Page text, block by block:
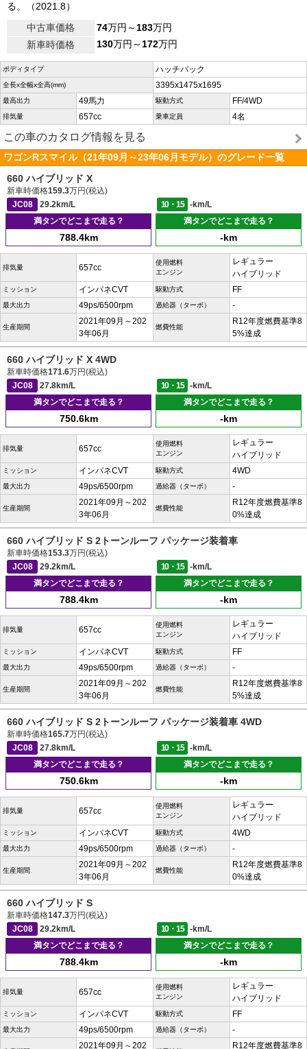
る。（2021.8）
中古車価格
74万円～183万円
新車時価格
130万円～172万円
ボディタイプ ハッチバック
全長x全幅x全高(mm) 3395x1475x1695
最高出力 49馬力 駆動方式 FF/4WD
排気量 657cc 乗車定員 4名
この車のカタログ情報を見る
ワゴンRスマイル（21年09月～23年06月モデル）のグレード一覧
660 ハイブリッド X
新車時価格159.3万円(税込)
JC08
29.2km/L 10・15
-km/L
満タンでどこまで走る？
788.4km
満タンでどこまで走る？
-km
排気量 657cc
使用燃料
エンジン
レギュラー
ハイブリッド
ミッション インパネCVT 駆動方式 FF
最大出力 49ps/6500rpm 過給器（ターボ） -
生産期間
2021年09月～202
3年06月
燃費性能
R12年度燃費基準8
5%達成
660 ハイブリッド X 4WD
新車時価格171.6万円(税込)
JC08
27.8km/L 10・15
-km/L
満タンでどこまで走る？
750.6km
満タンでどこまで走る？
-km
排気量 657cc
使用燃料
エンジン
レギュラー
ハイブリッド
ミッション インパネCVT 駆動方式 4WD
最大出力 49ps/6500rpm 過給器（ターボ） -
生産期間
2021年09月～202
3年06月
燃費性能
R12年度燃費基準8
0%達成
660 ハイブリッド S 2トーンルーフ パッケージ装着車
新車時価格153.3万円(税込)
JC08
29.2km/L 10・15
-km/L
満タンでどこまで走る？
788.4km
満タンでどこまで走る？
-km
排気量 657cc
使用燃料
エンジン
レギュラー
ハイブリッド
ミッション インパネCVT 駆動方式 FF
最大出力 49ps/6500rpm 過給器（ターボ） -
生産期間
2021年09月～202
3年06月
燃費性能
R12年度燃費基準8
5%達成
660 ハイブリッド S 2トーンルーフ パッケージ装着車 4WD
新車時価格165.7万円(税込)
JC08
27.8km/L 10・15
-km/L
満タンでどこまで走る？
750.6km
満タンでどこまで走る？
-km
排気量 657cc
使用燃料
エンジン
レギュラー
ハイブリッド
ミッション インパネCVT 駆動方式 4WD
最大出力 49ps/6500rpm 過給器（ターボ） -
生産期間
2021年09月～202
3年06月
燃費性能
R12年度燃費基準8
0%達成
660 ハイブリッド S
新車時価格147.3万円(税込)
JC08
29.2km/L 10・15
-km/L
満タンでどこまで走る？
788.4km
満タンでどこまで走る？
-km
排気量 657cc
使用燃料
エンジン
レギュラー
ハイブリッド
ミッション インパネCVT 駆動方式 FF
最大出力 49ps/6500rpm 過給器（ターボ） -
2021年09月～202 R12年度燃費基準8